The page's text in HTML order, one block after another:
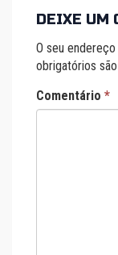
DEIXE UM
O seu
obrigatórios
Comentário *